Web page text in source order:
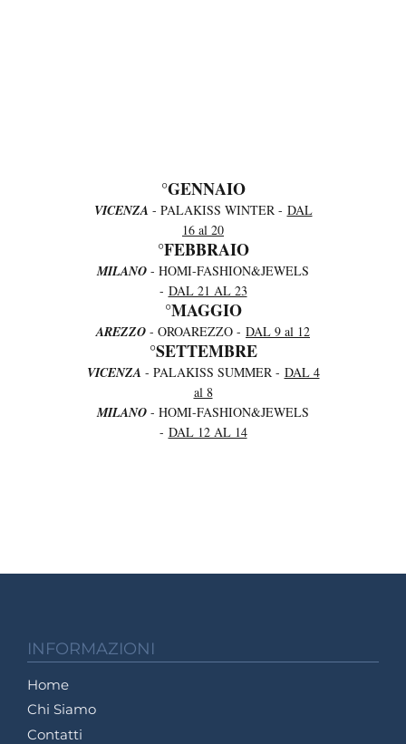
°GENNAIO
VICENZA- PALAKISS WINTER - DAL
16 al 20
°FEBBRAIO
MILANO - HOMI-FASHION&JEWELS
- DAL 21 AL 23
°MAGGIO
AREZZO - OROAREZZO - DAL 9 al 12
°SETTEMBRE
VICENZA- PALAKISS SUMMER - DAL 4
al 8
MILANO - HOMI-FASHION&JEWELS
- DAL 12 AL 14
INFORMAZIONI
Home
Chi Siamo
Contatti